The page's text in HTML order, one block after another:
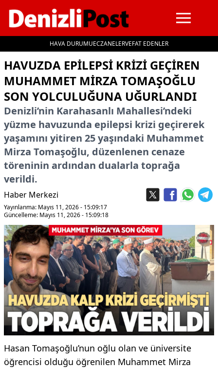
HAVA DURUMUECZANELERVEFAT EDENLER
HAVUZDA EPILEPSI KRIZI GEÇIREN
MUHAMMET MIRZA TOMAŞOĞLU
SON YOLCULUĞUNA UĞURLANDI
Denizli’nin Karahasanlı Mahallesi’ndeki
yüzme havuzunda epilepsi krizi geçirerek
yaşamını yitiren 25 yaşındaki Muhammet
Mirza Tomaşoğlu, düzenlenen cenaze
töreninin ardından dualarla toprağa
verildi.
Haber Merkezi
Yayınlanma: Mayıs 11, 2026 - 15:09:17
Güncelleme: Mayıs 11, 2026 - 15:09:18
Hasan Tomaşoğlu’nun oğlu olan ve üniversite
öğrencisi olduğu öğrenilen Muhammet Mirza